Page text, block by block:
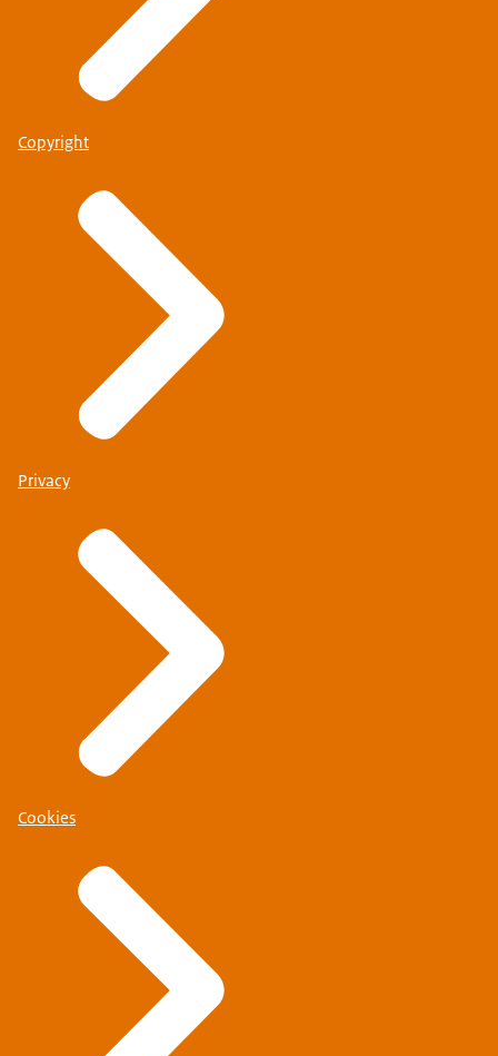
Copyright
Privacy
Cookies